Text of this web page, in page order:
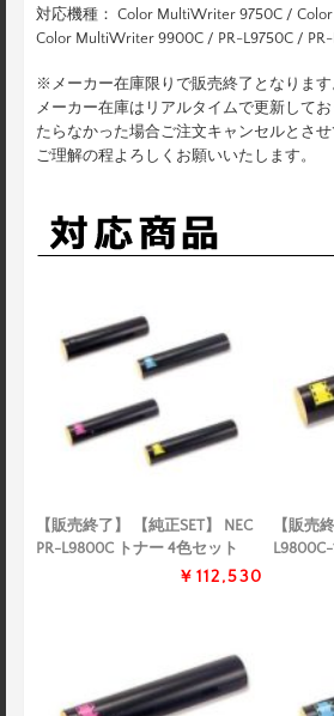
対応機種： Color MultiWriter 9750C /
Color MultiWriter 9900C / PR-L9750C /
※メーカー在庫限りで販売終了となります
メーカー在庫はリアルタイムで更新して
たらなかった場合ご注文キャンセルとさせ
ご理解の程よろしくお願いいたします。
【販売終了】 【純正SET】 NEC
PR-L9800C トナー 4色セット
￥112,530
【販売